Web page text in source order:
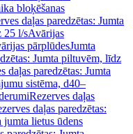
bloķēšanas
daļas paredzētas: Jumta
25 l/sAvārijas
pārplūdesJumta
Jumta piltuvēm, līdz
daļas paredzētas: Jumta
sistēma, d40–
Rezerves daļas
daļas paredzētas:
jumta lietus ūdens